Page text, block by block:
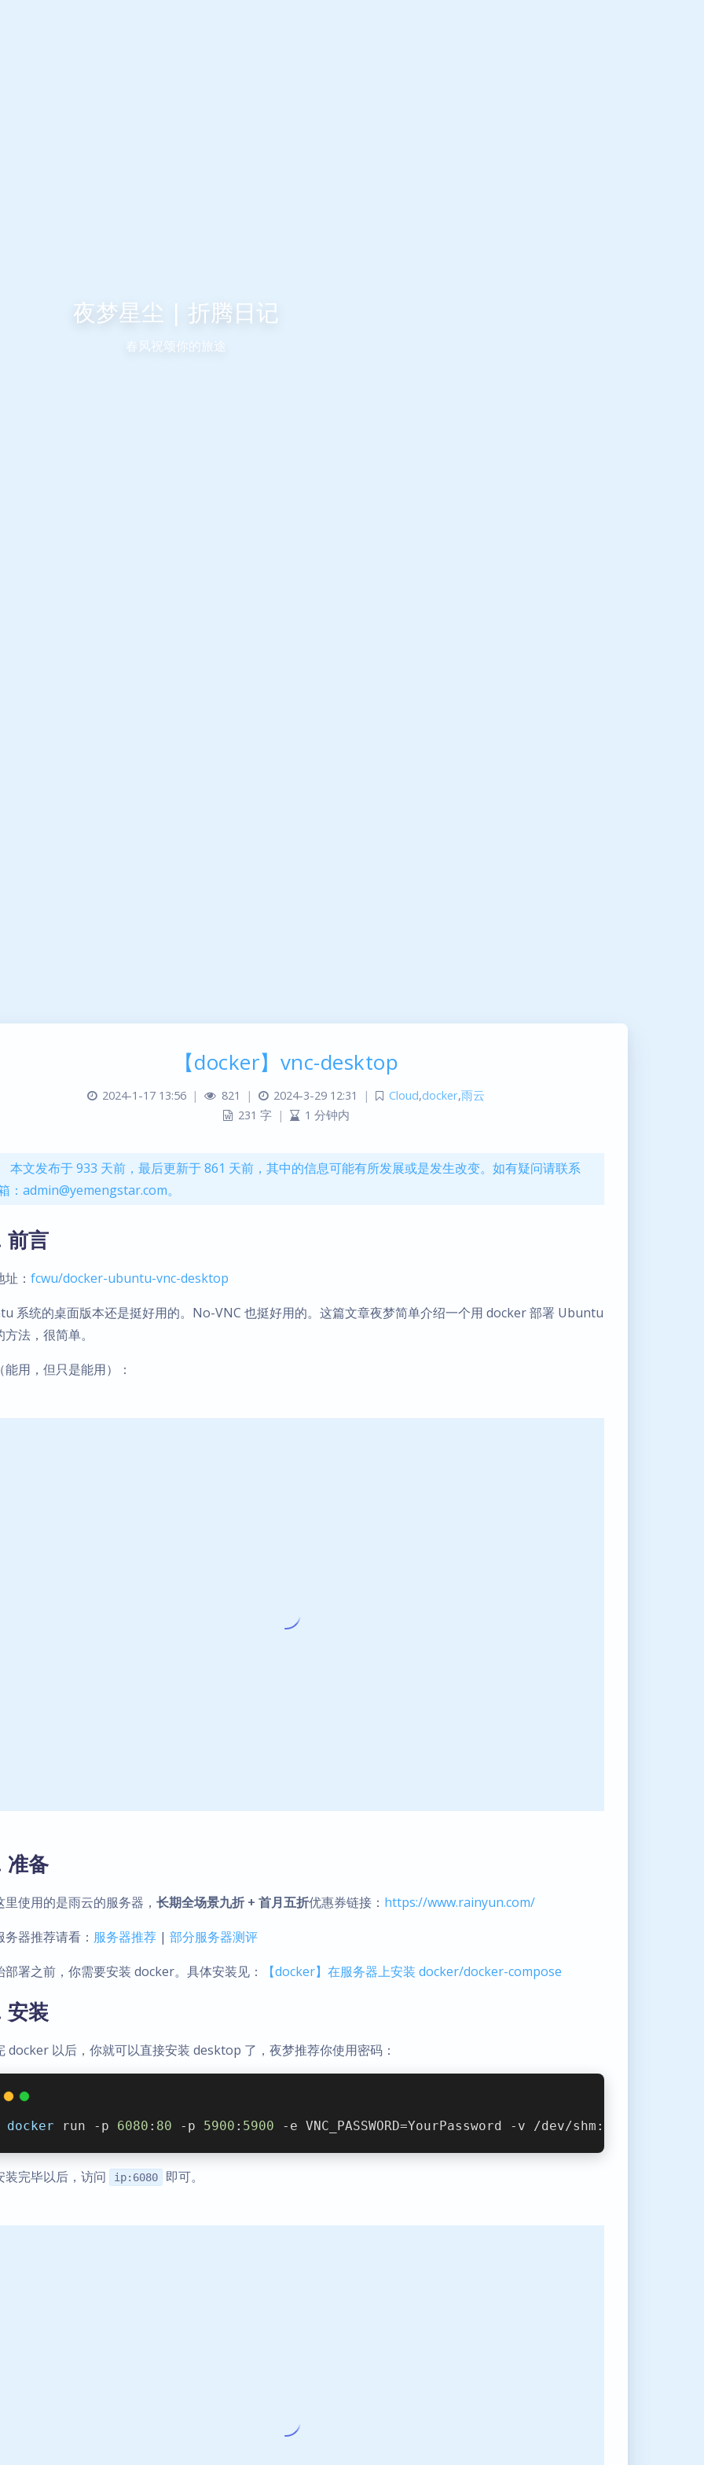
夜梦星尘 | 折腾日记
春风祝颂你的旅途
【docker】vnc-desktop
2024-1-17 13:56 | 821 | 2024-3-29 12:31 | Cloud,docker,雨云
231 字
| 1 分钟内
本文发布于 933 天前，最后更新于 861 天前，其中的信息可能有所发展或是发生改变。如有疑问请联系
：admin@yemengstar.com。
前言
： fcwu/docker-ubuntu-vnc-desktop
系统的桌面版本还是挺好用的。No-VNC 也挺好用的。这篇文章夜梦简单介绍一个用 docker 部署 Ubuntu
法，很简单。
能用，但只是能用）：
准备
里使用的是雨云的服务器， 长期全场景九折 + 首月五折优惠券链接： https://www.rainyun.com/
务器推荐请看： 服务器推荐 | 部分服务器测评
部署之前，你需要安装 docker。具体安装见：
【docker】在服务器上安装 docker/docker-compose
安装
docker 以后，你就可以直接安装 desktop 了，夜梦推荐你使用密码：
docker run -p 6080 : 80 -p 5900 : 5900 -e VNC_PASSWORD=YourPassword -v /dev/shm:/dev/shm
装完毕以后，访问 ip:6080 即可。